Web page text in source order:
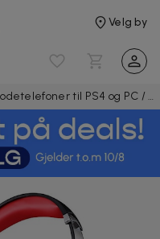
Velg by
Hodetelefoner til PS4 og PC / Gamingheadset Kotion Each G9000